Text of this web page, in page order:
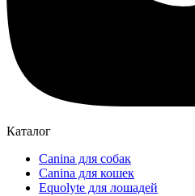
Каталог
Canina для собак
Canina для кошек
Equolyte для лошадей